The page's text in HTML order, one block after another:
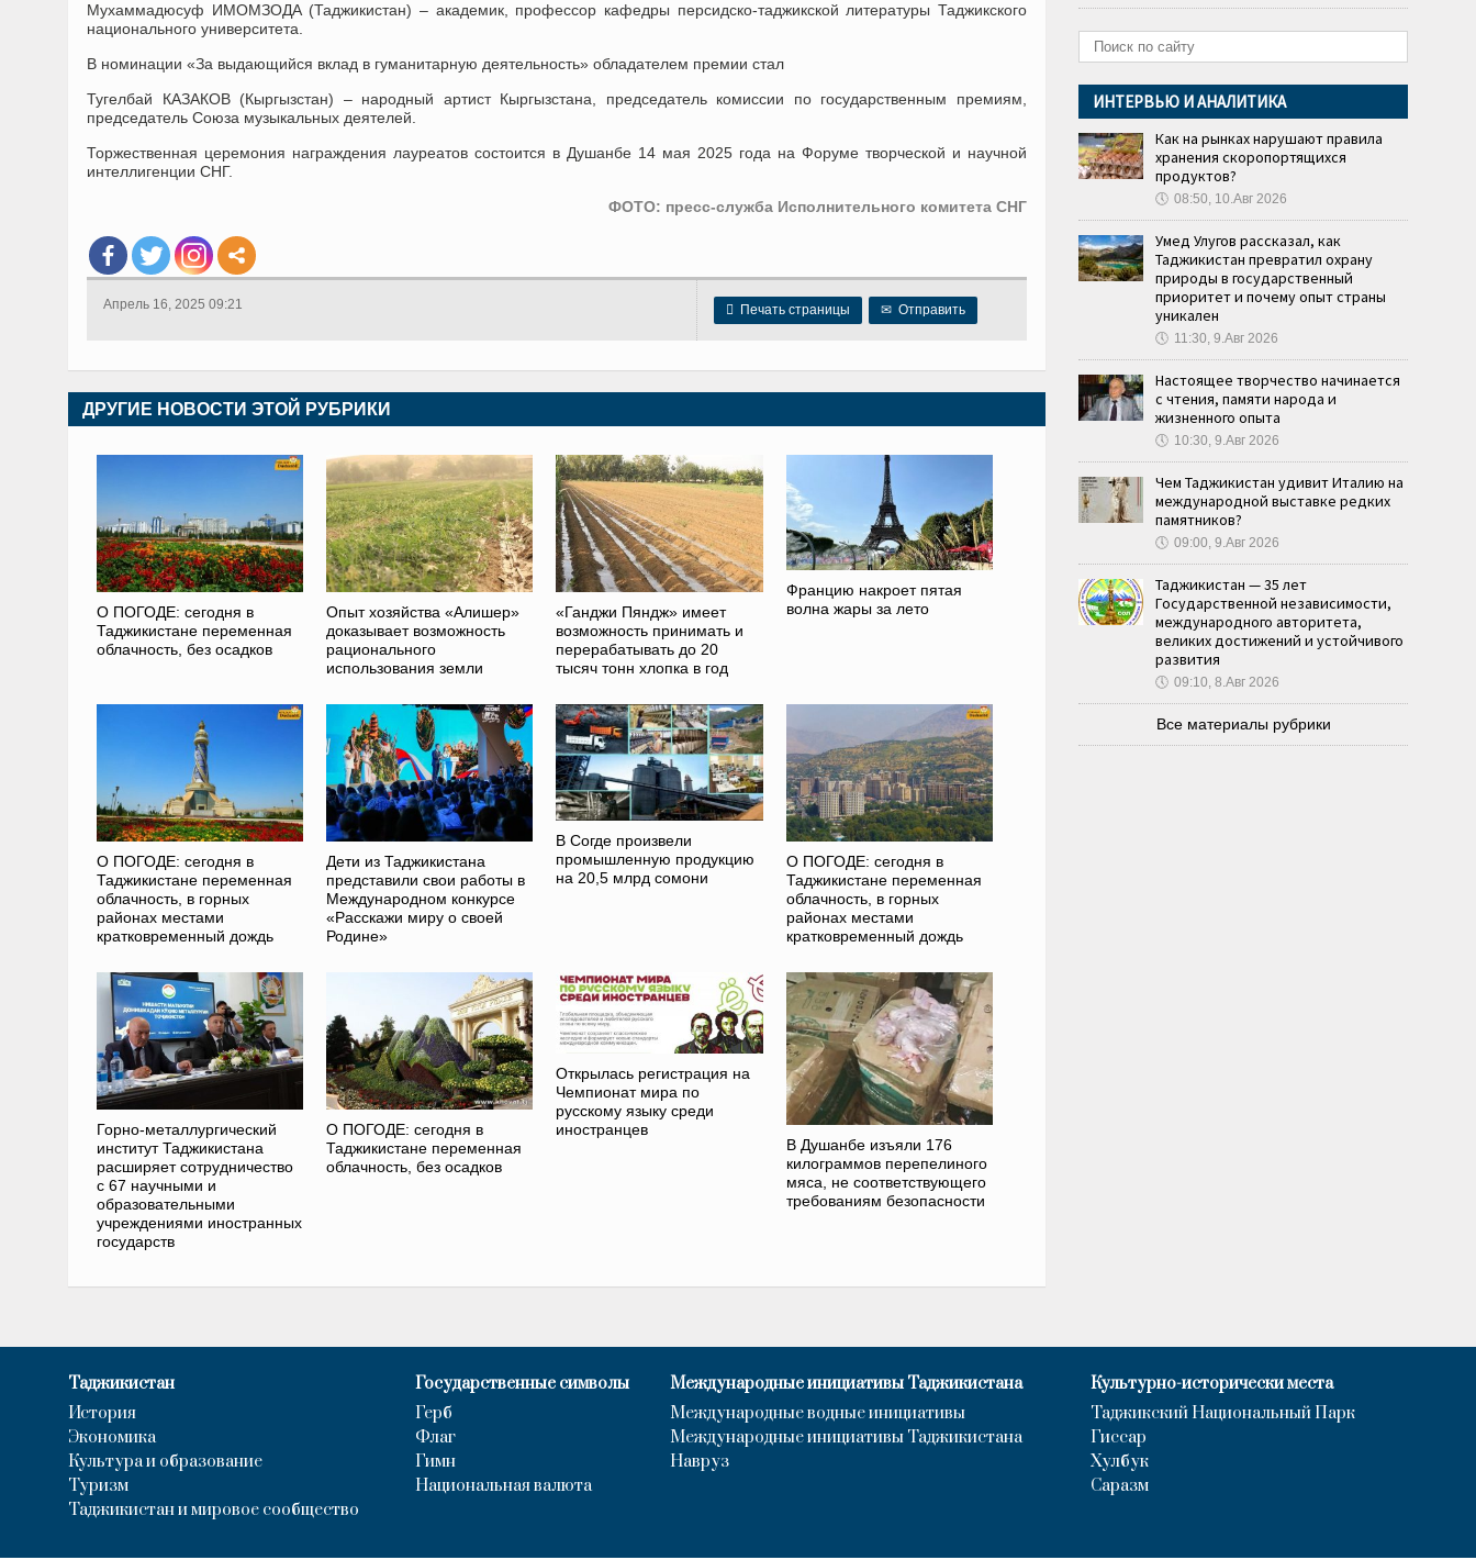
Мухаммадюсуф ИМОМЗОДА (Таджикистан) – академик, профессор кафедры персидско-таджикской литературы Таджикского
национального университета.
В номинации «За выдающийся вклад в гуманитарную деятельность» обладателем премии стал
Тугелбай КАЗАКОВ (Кыргызстан) – народный артист Кыргызстана, председатель комиссии по государственным премиям,
председатель Союза музыкальных деятелей.
Торжественная церемония награждения лауреатов состоится в Душанбе 14 мая 2025 года на Форуме творческой и научной
интеллигенции СНГ.
ФОТО: пресс-служба Исполнительного комитета СНГ
 Печать страницы ✉ Отправить
Апрель 16, 2025 09:21
ДРУГИЕ НОВОСТИ ЭТОЙ РУБРИКИ
О ПОГОДЕ: сегодня в
Таджикистане переменная
облачность, без осадков
Опыт хозяйства «Алишер»
доказывает возможность
рационального
использования земли
«Ганджи Пяндж» имеет
возможность принимать и
перерабатывать до 20
тысяч тонн хлопка в год
Францию накроет пятая
волна жары за лето
О ПОГОДЕ: сегодня в
Таджикистане переменная
облачность, в горных
районах местами
кратковременный дождь
Дети из Таджикистана
представили свои работы в
Международном конкурсе
«Расскажи миру о своей
Родине»
В Согде произвели
промышленную продукцию
на 20,5 млрд сомони
О ПОГОДЕ: сегодня в
Таджикистане переменная
облачность, в горных
районах местами
кратковременный дождь
Горно-металлургический
институт Таджикистана
расширяет сотрудничество
с 67 научными и
образовательными
учреждениями иностранных
государств
О ПОГОДЕ: сегодня в
Таджикистане переменная
облачность, без осадков
Открылась регистрация на
Чемпионат мира по
русскому языку среди
иностранцев
В Душанбе изъяли 176
килограммов перепелиного
мяса, не соответствующего
требованиям безопасности
ИНТЕРВЬЮ И АНАЛИТИКА
Как на рынках нарушают правила
хранения скоропортящихся
продуктов?
🕔 08:50, 10.Авг 2026
Умед Улугов рассказал, как
Таджикистан превратил охрану
природы в государственный
приоритет и почему опыт страны
уникален
🕔 11:30, 9.Авг 2026
Настоящее творчество начинается
с чтения, памяти народа и
жизненного опыта
🕔 10:30, 9.Авг 2026
Чем Таджикистан удивит Италию на
международной выставке редких
памятников?
🕔 09:00, 9.Авг 2026
Таджикистан — 35 лет
Государственной независимости,
международного авторитета,
великих достижений и устойчивого
развития
🕔 09:10, 8.Авг 2026
Все материалы рубрики
Таджикистан
История
Экономика
Культура и образование
Туризм
Таджикистан и мировое сообщество
Государственные символы
Герб
Флаг
Гимн
Национальная валюта
Международные инициативы Таджикистана
Международные водные инициативы
Международные инициативы Таджикистана
Навруз
Культурно-исторически места
Таджикский Национальный Парк
Гиссар
Хулбук
Саразм